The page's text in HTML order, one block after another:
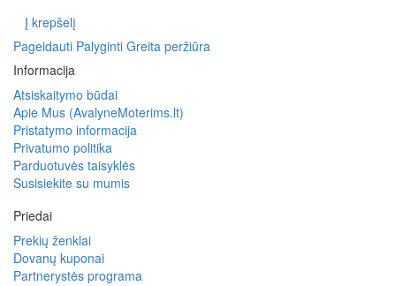
Į krepšelį
Pageidauti Palyginti Greita peržiūra
Informacija
Atsiskaitymo būdai
Apie Mus (AvalyneMoterims.lt)
Pristatymo informacija
Privatumo politika
Parduotuvės taisyklės
Susisiekite su mumis
Priedai
Prekių ženklai
Dovanų kuponai
Partnerystės programa